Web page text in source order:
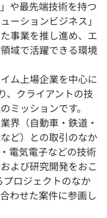
や最先端技術を持つ
ーションビジネス」
事業を推し進め、エ
域で活躍できる環境
ム上場企業を中心に
、クライアントの技
ミッションです。
界（自動車・鉄道・
ど）との取引のなか
電気電子などの技術
よび研究開発をおこ
プロジェクトのなか
わせた案件に参画し